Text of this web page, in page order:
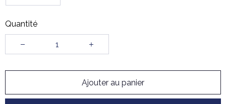
Quantité
Ajouter au panier